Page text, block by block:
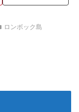
ロンボック島